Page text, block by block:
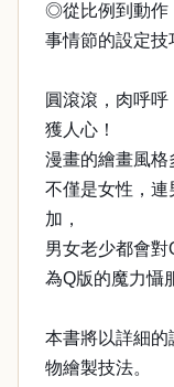
◎從比例到動作
事情節的設定技
圓滾滾，肉呼
獲人心！
漫畫的繪畫風格
不僅是女性，
加，
男女老少都會對
為Q版的魔力懾
本書將以詳細的
物繪製技法。